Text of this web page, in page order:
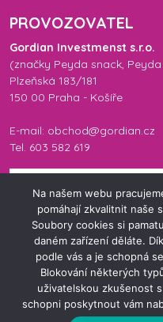
PROVOZOVATEL
Gordian Investmenst s.r.o.
(značky Peyda snack,
Plzeňská 183/181
150 00 Praha - Košíře
E-mail: obchod@gordian.cz
Tel. 603 582 619
© 2026 Peyda
Na našem webu
pomáhají zkvalitnit naše
Soubory cookies si
daném zařízení děláte.
podle vás a je schopná
Blokování některých
uživatelskou zkušenost
schopni poskytnout vám